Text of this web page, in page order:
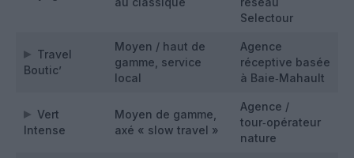
Selectour
Travel
Boutic’
Moyen / haut de
gamme, service
local
Agence
réceptive basée
à Baie‑Mahault
Vert
Intense
Moyen de gamme,
axé « slow travel »
Agence /
tour‑opérateur
nature